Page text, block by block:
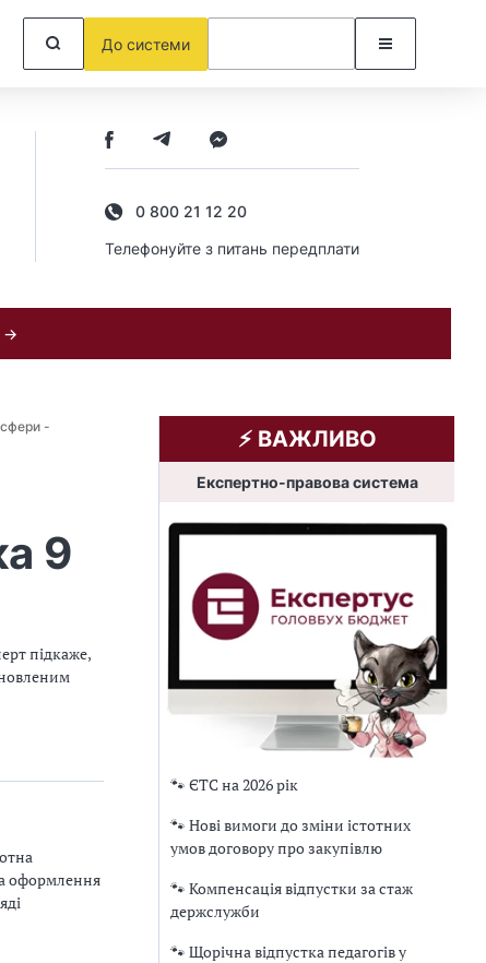
До системи
0 800 21 12 20
Телефонуйте з питань передплати
→
-
9
підкаже,
оформлення
⚡️ ВАЖЛИВО
Експертно-правова система
🐾 ЄТС на 2026 рік
🐾 Нові вимоги до зміни істотних
умов договору про закупівлю
🐾 Компенсація відпустки за стаж
держслужби
🐾 Щорічна відпустка педагогів у